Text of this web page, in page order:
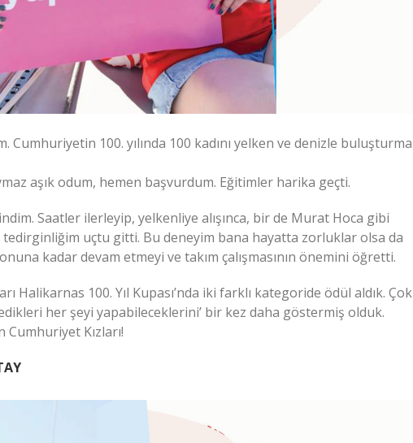
Cumhuriyetin 100. yılında 100 kadını yelken ve denizle buluşturma
aşık odum, hemen başvurdum. Eğitimler harika geçti.
Saatler ilerleyip, yelkenliye alışınca, bir de Murat Hoca gibi
tedirginliğim uçtu gitti. Bu deneyim bana hayatta zorluklar olsa da
kadar devam etmeyi ve takım çalışmasının önemini öğretti.
Halikarnas 100. Yıl Kupası’nda iki farklı kategoride ödül aldık. Çok
her şeyi yapabileceklerini’ bir kez daha göstermiş olduk.
Cumhuriyet Kızları!